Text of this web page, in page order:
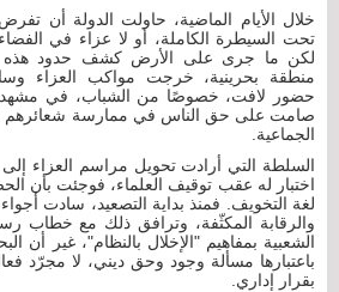
خلال الأيام الماضية، حاولت الدولة أن
تحت السيطرة الكاملة، أو لا عزاء في
لكن ما جرى على الأرض كشف حدود هذه
منطقة بحرينية، خرجت مواكب العزاء
حضور لافت، خصوصًا من الشباب، في مشهد
صامت على حق الناس في ممارسة شعائرهم
الجماعية.
السلطة التي أرادت تحويل مراسم العزاء
اختبار له عقب توقيف العلماء، فوجئت بأن
لغة التخويف. فمنذ بداية التصعيد، سادت
والرقابة المكثّفة، وترافق ذلك مع خطاب
الشعبية بمفاهيم "الإخلال بالنظام"، غير أن
باعتبارها مسألة وجود وحق ديني، لا مجرّد
بقرار إداري.